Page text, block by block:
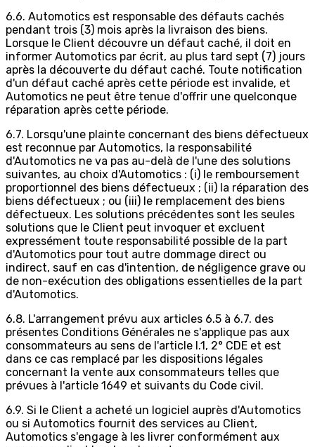
6.6. Automotics est responsable des défauts cachés
pendant trois (3) mois après la livraison des biens.
Lorsque le Client découvre un défaut caché, il doit en
informer Automotics par écrit, au plus tard sept (7) jours
après la découverte du défaut caché. Toute notification
d'un défaut caché après cette période est invalide, et
Automotics ne peut être tenue d'offrir une quelconque
réparation après cette période.
6.7. Lorsqu'une plainte concernant des biens défectueux
est reconnue par Automotics, la responsabilité
d'Automotics ne va pas au-delà de l'une des solutions
suivantes, au choix d'Automotics : (i) le remboursement
proportionnel des biens défectueux ; (ii) la réparation des
biens défectueux ; ou (iii) le remplacement des biens
défectueux. Les solutions précédentes sont les seules
solutions que le Client peut invoquer et excluent
expressément toute responsabilité possible de la part
d'Automotics pour tout autre dommage direct ou
indirect, sauf en cas d'intention, de négligence grave ou
de non-exécution des obligations essentielles de la part
d'Automotics.
6.8. L'arrangement prévu aux articles 6.5 à 6.7. des
présentes Conditions Générales ne s'applique pas aux
consommateurs au sens de l'article I.1, 2° CDE et est
dans ce cas remplacé par les dispositions légales
concernant la vente aux consommateurs telles que
prévues à l'article 1649 et suivants du Code civil.
6.9. Si le Client a acheté un logiciel auprès d'Automotics
ou si Automotics fournit des services au Client,
Automotics s'engage à les livrer conformément aux